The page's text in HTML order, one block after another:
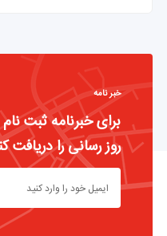
خبر نامه
برای خبرنامه ثبت
روز رسانی را دریافت